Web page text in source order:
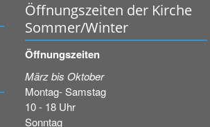
Öffnungszeiten der Kirche
Sommer/Winter
Öffnungszeiten
März bis Oktober
Montag- Samstag
10 - 18 Uhr
Sonntag